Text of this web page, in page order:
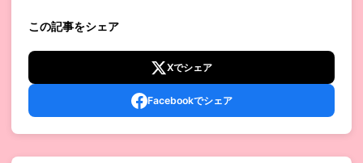
この記事をシェア
Xでシェア
Facebookでシェア